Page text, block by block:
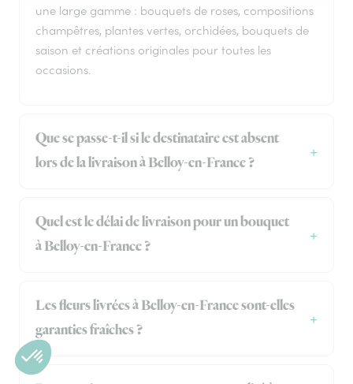
une large gamme : bouquets de roses, compositions
champêtres, plantes vertes, orchidées, bouquets de
saison et créations originales pour toutes les
occasions.
Que se passe-t-il si le destinataire est absent
lors de la livraison à Belloy-en-France ?
Quel est le délai de livraison pour un bouquet
à Belloy-en-France ?
Les fleurs livrées à Belloy-en-France sont-elles
garanties fraîches ?